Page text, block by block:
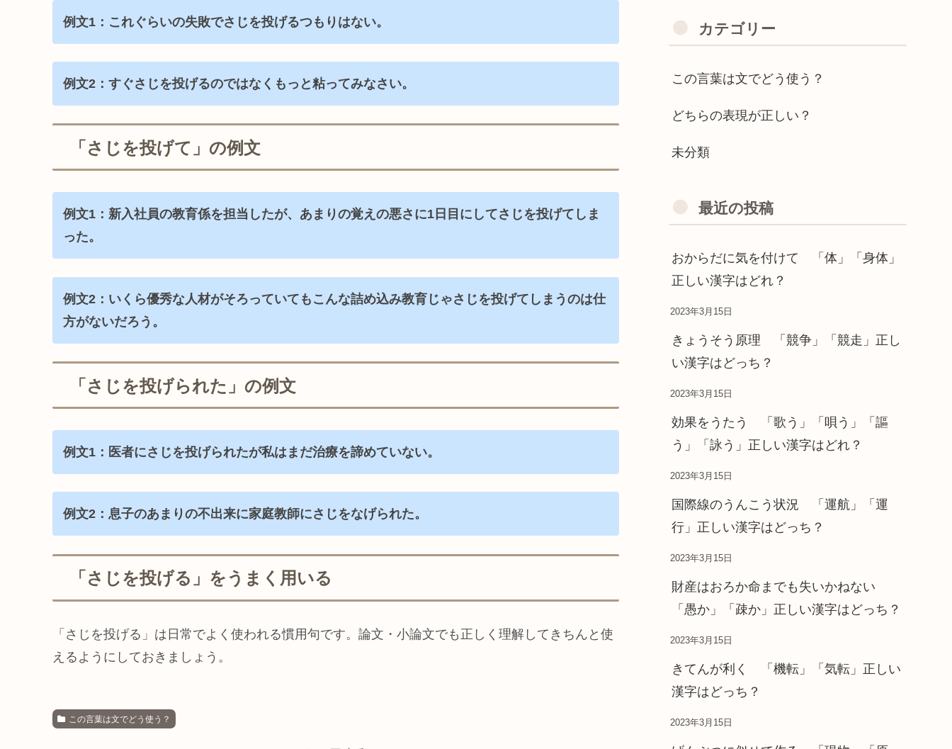
例文1：これぐらいの失敗でさじを投げるつもりはない。
例文2：すぐさじを投げるのではなくもっと粘ってみなさい。
「さじを投げて」の例文
例文1：新入社員の教育係を担当したが、あまりの覚えの悪さに1日目にしてさじを投げてしま
った。
例文2：いくら優秀な人材がそろっていても こんな詰め込み教育じゃさじを投げてしまうのは仕
方がないだろう。
「さじを投げられた」の例文
例文1：医者にさじを投げられたが私はまだ治療を諦めていない。
例文2：息子のあまりの不出来に家庭教師にさじをなげられた。
「さじを投げる」をうまく用いる
「さじを投げる」は日常でよく使われる慣用句です。論文・小論文でも正しく理解してきちんと使
えるようにしておきましょう。
この言葉は文でどう使う？
カテゴリー
この言葉は文でどう使う？
どちらの表現が正しい？
未分類
最近の投稿
おからだに気を付けて 「体」「身体」
正しい漢字はどれ？
2023年3月15日
きょうそう原理 「競争」「競走」正し
い漢字はどっち？
2023年3月15日
効果をうたう 「歌う」「唄う」「謳
う」「詠う」正しい漢字はどれ？
2023年3月15日
国際線のうんこう状況 「運航」「運
行」正しい漢字はどっち？
2023年3月15日
財産はおろか命までも失いかねない
「愚か」「疎か」正しい漢字はどっち？
2023年3月15日
きてんが利く 「機転」「気転」正しい
漢字はどっち？
2023年3月15日